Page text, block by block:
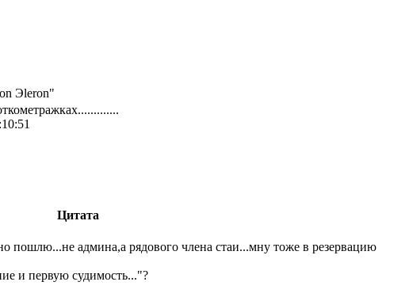
Эleron"
Цитата
пошлю...не админа,а рядового члена стаи...мну тоже в резервацию
и первую судимость..."?